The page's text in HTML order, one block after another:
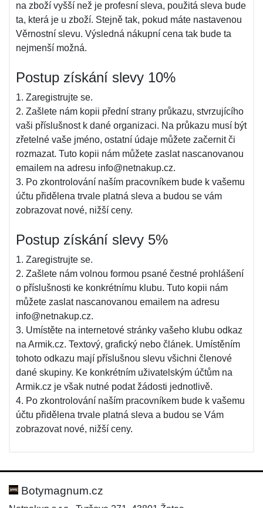
na zboží vyšší než je profesní sleva, použitá sleva bude
ta, která je u zboží. Stejně tak, pokud máte nastavenou
Věrnostní slevu. Výsledná nákupní cena tak bude ta
nejmenší možná.
Postup získání slevy 10%
1. Zaregistrujte se.
2. Zašlete nám kopii přední strany průkazu, stvrzujícího
vaši příslušnost k dané organizaci. Na průkazu musí být
zřetelné vaše jméno, ostatní údaje můžete začernit či
rozmazat. Tuto kopii nám můžete zaslat nascanovanou
emailem na adresu info@netnakup.cz.
3. Po zkontrolování naším pracovníkem bude k vašemu
účtu přidělena trvale platná sleva a budou se vám
zobrazovat nové, nižší ceny.
Postup získání slevy 5%
1. Zaregistrujte se.
2. Zašlete nám volnou formou psané čestné prohlášení
o příslušnosti ke konkrétnímu klubu. Tuto kopii nám
můžete zaslat nascanovanou emailem na adresu
info@netnakup.cz.
3. Umístěte na internetové stránky vašeho klubu odkaz
na Armik.cz. Textový, grafický nebo článek. Umístěním
tohoto odkazu mají příslušnou slevu všichni členové
dané skupiny. Ke konkrétním uživatelským účtům na
Armik.cz je však nutné podat žádosti jednotlivě.
4. Po zkontrolování naším pracovníkem bude k vašemu
účtu přidělena trvale platná sleva a budou se Vám
zobrazovat nové, nižší ceny.
Botymagnum.cz